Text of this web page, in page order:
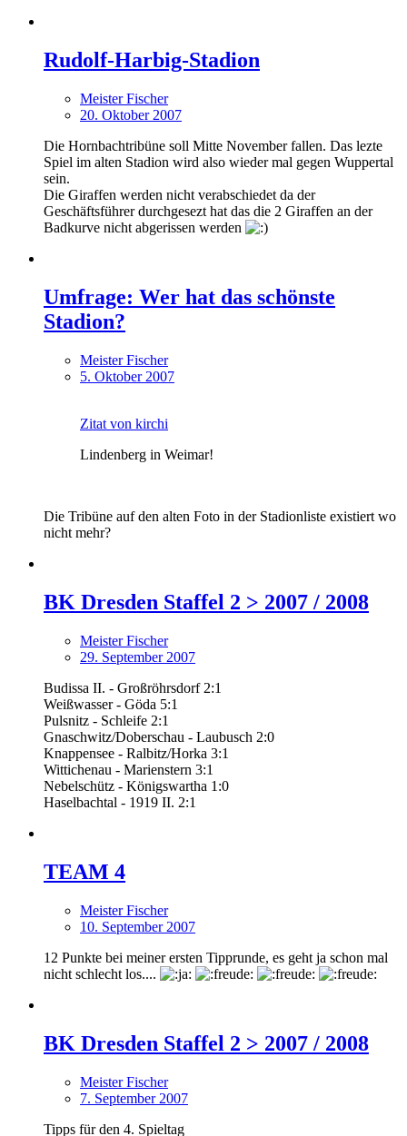
Rudolf-Harbig-Stadion
Meister Fischer
20. Oktober 2007
Die Hornbachtribüne soll Mitte November fallen. Das lezte
Spiel im alten Stadion wird also wieder mal gegen Wuppertal
sein.
Die Giraffen werden nicht verabschiedet da der
Geschäftsführer durchgesezt hat das die 2 Giraffen an der
Badkurve nicht abgerissen werden
Umfrage: Wer hat das schönste
Stadion?
Meister Fischer
5. Oktober 2007
Zitat von kirchi
Lindenberg in Weimar!
Die Tribüne auf den alten Foto in der Stadionliste existiert wo
nicht mehr?
BK Dresden Staffel 2 > 2007 / 2008
Meister Fischer
29. September 2007
Budissa II. - Großröhrsdorf 2:1
Weißwasser - Göda 5:1
Pulsnitz - Schleife 2:1
Gnaschwitz/Doberschau - Laubusch 2:0
Knappensee - Ralbitz/Horka 3:1
Wittichenau - Marienstern 3:1
Nebelschütz - Königswartha 1:0
Haselbachtal - 1919 II. 2:1
TEAM 4
Meister Fischer
10. September 2007
12 Punkte bei meiner ersten Tipprunde, es geht ja schon mal
nicht schlecht los....
BK Dresden Staffel 2 > 2007 / 2008
Meister Fischer
7. September 2007
Tipps für den 4. Spieltag